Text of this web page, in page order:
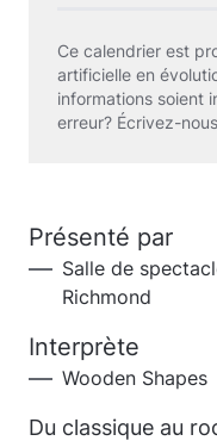
Ce calendrier est
artificielle en
informations soient
erreur? Écrivez-
Présenté par
Salle de
Richmond
Interprète
Wooden Shapes
Du classique au